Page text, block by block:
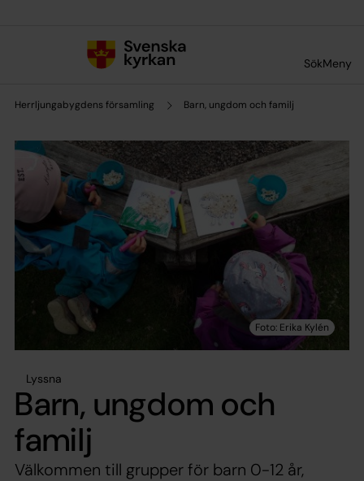
SökMeny
Herrljungabygdens församling Barn, ungdom och familj
Lyssna
Barn, ungdom och
familj
Välkommen till grupper för barn 0-12 år,